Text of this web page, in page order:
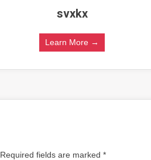
svxkx
Learn More →
Required fields are marked *